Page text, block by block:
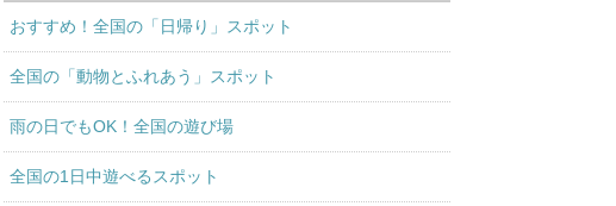
おすすめ！全国の「日帰り」スポット
全国の「動物とふれあう」スポット
雨の日でもOK！全国の遊び場
全国の1日中遊べるスポット